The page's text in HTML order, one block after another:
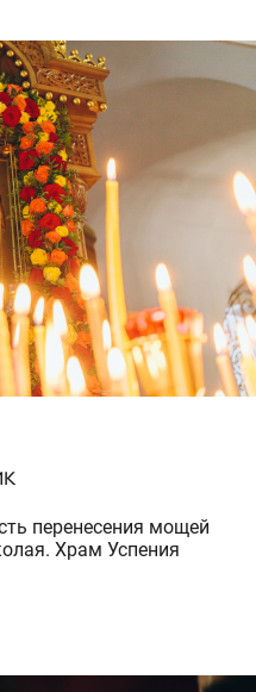
перенесения мощей
Храм Успения